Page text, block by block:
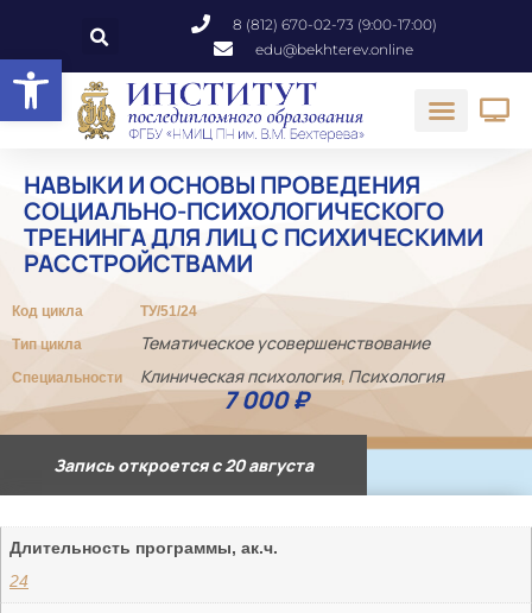
Открыть панель инструментов
8 (812) 670-02-73 (9:00-17:00)
edu@bekhterev.online
НАВЫКИ И ОСНОВЫ ПРОВЕДЕНИЯ
СОЦИАЛЬНО-ПСИХОЛОГИЧЕСКОГО
ТРЕНИНГА ДЛЯ ЛИЦ С ПСИХИЧЕСКИМИ
РАССТРОЙСТВАМИ
Код цикла
ТУ/51/24
Тип цикла
Тематическое усовершенствование
Специальности Клиническая психология, Психология
7 000₽
Запись откроется с 20 августа
Длительность программы, ак.ч.
24